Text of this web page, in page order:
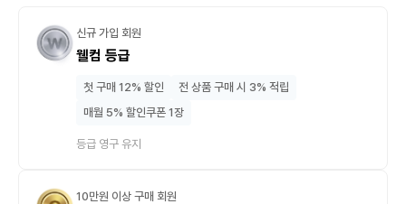
신규 가입 회원
웰컴 등급
첫 구매 12% 할인
전 상품 구매 시 3% 적립
매월 5% 할인쿠폰 1장
등급 영구 유지
10만원 이상 구매 회원